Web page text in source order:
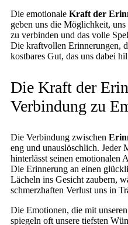
Die emotionale Kraft der
geben uns die Möglichkeit,
zu verbinden und das volle
Die kraftvollen Erinnerungen,
kostbares Gut, das uns dabei
Die Kraft der
Verbindung zu
Die Verbindung zwischen
eng und unauslöschlich. Jeder
hinterlässt seinen emotionalen
Die Erinnerung an einen
Lächeln ins Gesicht zaubern,
schmerzhaften Verlust uns in
Die Emotionen, die mit
spiegeln oft unsere tiefsten